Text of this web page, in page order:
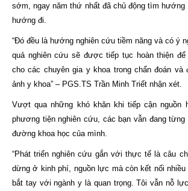
sớm, ngay năm thứ nhất đã chủ động tìm hướng
hướng đi.
“Đó đều là hướng nghiên cứu tiềm năng và có ý
quả nghiên cứu sẽ được tiếp tục hoàn thiện
cho các chuyên gia y khoa trong chẩn đoán và
ảnh y khoa” – PGS.TS Trần Minh Triết nhận xét.
Vượt qua những khó khăn khi tiếp cận nguồn
phương tiện nghiên cứu, các bạn vẫn đang từng
đường khoa học của mình.
“Phát triển nghiên cứu gắn với thực tế là câu
dừng ở kinh phí, nguồn lực mà còn kết nối nhiều
bắt tay với ngành y là quan trọng. Tôi vẫn nỗ